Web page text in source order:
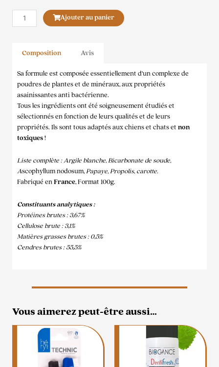
quantité
de
Quenotte
Ajouter au panier
Composition Avis
Sa formule est composée essentiellement d’un complexe de
poudres de plantes et de minéraux, aux propriétés
asainissantes anti bactérienne.
Tous les ingrédients ont été soigneusement étudiés et
sélectionnés en fonction de leurs qualités et de leurs
propriétés. Ils sont tous adaptés aux chiens et chats et non
toxiques!
Liste complète : Argile blanche, Bicarbonate de soude,
Ascophyllum nodosum,Papaye, Propolis, carotte.
Fabriqué enFrance, Format 100g.
Constituants analytiques :
Protéines brutes : 3,67%
Cellulose brute : 3,1%
Matières grasses brutes : 0,5%
Cendres brutes : 55,5%
Vous aimerez peut-être aussi…